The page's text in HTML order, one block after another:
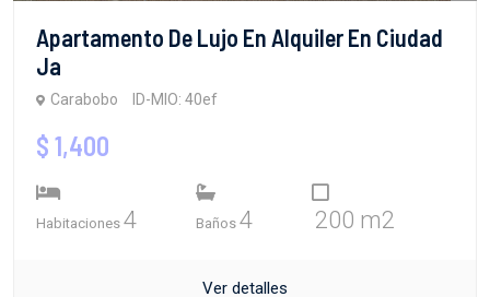
Apartamento De Lujo En Alquiler En Ciudad
Ja
Carabobo ID-MIO: 40ef
$ 1,400
Habitaciones 4 Baños 4 200 m2
Ver detalles